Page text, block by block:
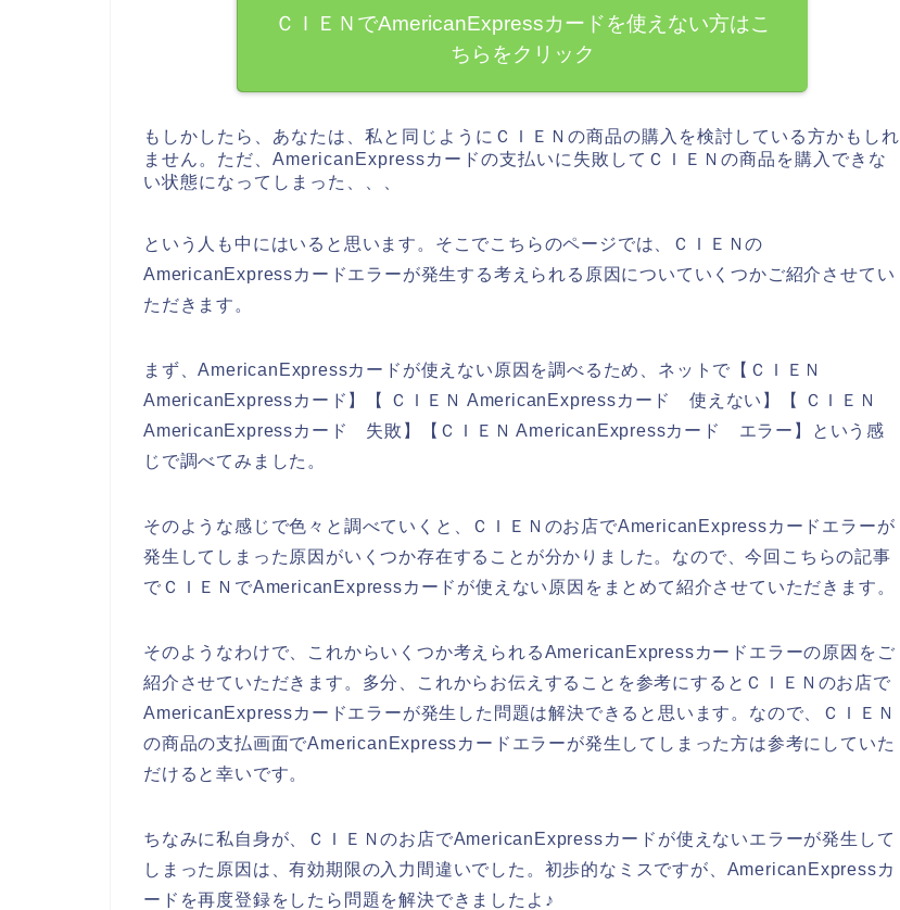
ＣＩＥＮでAmericanExpressカードを使えない方はこ
ちらをクリック
もしかしたら、あなたは、私と同じようにＣＩＥＮの商品の購入を検討している方かもしれ
ません。ただ、AmericanExpressカードの支払いに失敗してＣＩＥＮの商品を購入できな
い状態になってしまった、、、
という人も中にはいると思います。そこでこちらのページでは、ＣＩＥＮの
AmericanExpressカードエラーが発生する考えられる原因についていくつかご紹介させてい
ただきます。
まず、AmericanExpressカードが使えない原因を調べるため、ネットで【ＣＩＥＮ
AmericanExpressカード】【 ＣＩＥＮ AmericanExpressカード 使えない】【 ＣＩＥＮ
AmericanExpressカード 失敗】【ＣＩＥＮ AmericanExpressカード エラー】という感
じで調べてみました。
そのような感じで色々と調べていくと、ＣＩＥＮのお店でAmericanExpressカードエラーが
発生してしまった原因がいくつか存在することが分かりました。なので、今回こちらの記事
でＣＩＥＮでAmericanExpressカードが使えない原因をまとめて紹介させていただきます。
そのようなわけで、これからいくつか考えられるAmericanExpressカードエラーの原因をご
紹介させていただきます。多分、これからお伝えすることを参考にするとＣＩＥＮのお店で
AmericanExpressカードエラーが発生した問題は解決できると思います。なので、ＣＩＥＮ
の商品の支払画面でAmericanExpressカードエラーが発生してしまった方は参考にしていた
だけると幸いです。
ちなみに私自身が、ＣＩＥＮのお店でAmericanExpressカードが使えないエラーが発生して
しまった原因は、有効期限の入力間違いでした。初歩的なミスですが、AmericanExpressカ
ードを再度登録をしたら問題を解決できましたよ♪